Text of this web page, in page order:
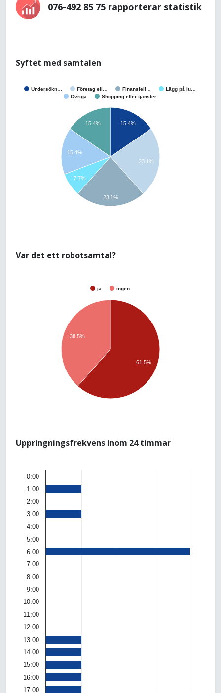
076-492 85 75 rapporterar statistik
Syftet med samtalen
Undersökn… Företag ell… Finansiell…
Lägg på lu…
Övriga
Shopping eller tjänster
15.4%
23.1%
15.4%
15.4%
7.7%
23.1%
Var det ett robotsamtal?
ja ingen
38.5%
61.5%
Uppringningsfrekvens inom 24 timmar
0:00
1:00
2:00
3:00
4:00
5:00
6:00
7:00
8:00
9:00
10:00
11:00
12:00
13:00
14:00
15:00
16:00
17:00